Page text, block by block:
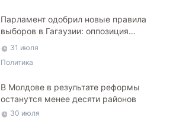
Парламент одобрил новые правила
выборов в Гагаузии: оппозиция
критикует законопроект
31 июля
Политика
В Молдове в результате реформы
останутся менее десяти районов
30 июля